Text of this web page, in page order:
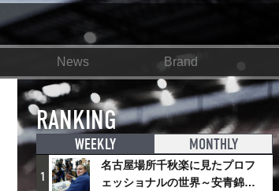
News Brand
RANKING
WEEKLY MONTHLY
1
名古屋場所千秋楽に見たプロフ
ェッショナルの世界～安青錦の